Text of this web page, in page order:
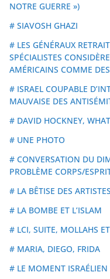
NOTRE GUERRE »)
# SIAVOSH GHAZI
# LES GÉNÉRAUX
SPÉCIALISTES
AMÉRICAINS COMME
# ISRAEL COUPABLE
MAUVAISE DES
# DAVID HOCKNEY,
# UNE PHOTO
# CONVERSATION DU
PROBLÈME CORPS/
# LA BÊTISE DES
# LA BOMBE ET L’ISLAM
# LCI, SUITE, MOLLAHS
# MARIA, DIEGO, FRIDA
# LE MOMENT ISRAÉLIEN